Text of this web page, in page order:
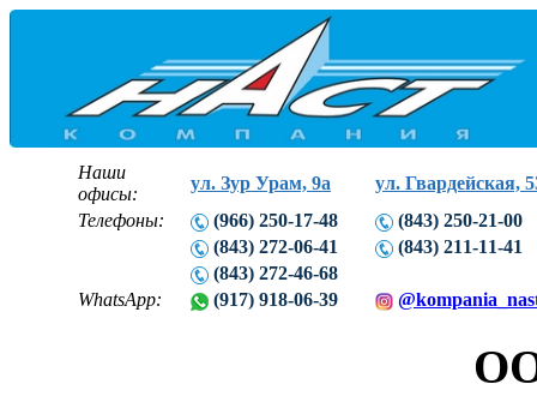
Наши
офисы:
ул. Зур Урам, 9а
ул. Гвардейская,
Телефоны:
(966) 250-17-48
(843) 250-21-00
(843) 272-06-41
(843) 211-11-41
(843) 272-46-68
WhatsApp:
(917) 918-06-39